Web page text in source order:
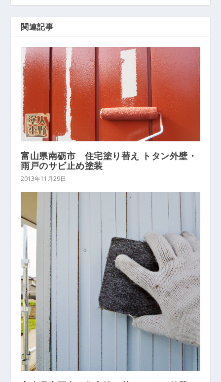
関連記事
富山県南砺市 住宅塗り替え トタン外壁・
雨戸のサビ止め塗装
2013年11月29日